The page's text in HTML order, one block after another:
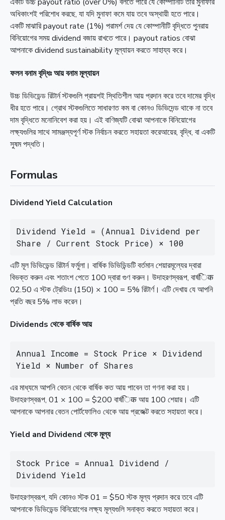
অধিকাংশই পরিশোধ করছে, যা যদি মুনাফা কমে যায় তবে অস্থায়ী হতে পারে।
একটি মাঝারি payout rate (1%) পরামর্শ দেয় যে কোম্পানীটি বৃদ্ধিতে পুনরায়
বিনিয়োগের সময় dividend বজায় রাখতে পারে। payout ratios বোঝা
আপনাকে dividend sustainability মূল্যায়ন করতে সাহায্য করে।
ফলন বনাম বৃদ্ধিঃ আয় বনাম মূল্যায়ন
উচ্চ ডিভিডেন্ড রিটার্ন স্টকগুলি প্রায়শই স্থিতিশীল আয় প্রদান করে তবে দামের বৃদ্ধি
ধীর হতে পারে। গ্রোথ স্টকগুলিতে সাধারণত কম বা কোনও ডিভিদেন্ড থাকে না তবে
দাম বৃদ্ধিতে মনোনিবেশ করা হয়। এই বাণিজ্যটি বোঝা আপনাকে বিনিয়োগের
লক্ষ্যগুলির সাথে সামঞ্জস্যপূর্ণ স্টক নির্বাচন করতে সহায়তা করেআয়ের, বৃদ্ধি, বা একটি
সুষম পদ্ধতি।
Formulas
Dividend Yield Calculation
Dividend Yield = (Annual Dividend per
Share / Current Stock Price) × 100
এটি মূল ডিভিডেন্ড রিটার্ন ফর্মুলা। বার্ষিক ডিভিডিন্ডটি বর্তমান শেয়ারমূল্যের দ্বারা
বিভক্ত করুন এবং শতাংশ পেতে 100 দ্বারা গুণ করুন। উদাহরণস্বরূপ, বার্ষिक
02.50 এ স্টক ট্রেডিংঃ (150) × 100 = 5% রিটার্ণ। এটি দেখায় যে আপনি
প্রতি বছর 5% লাভ করেন।
Dividends থেকে বার্ষিক আয়
Annual Income = Stock Price × Dividend
Yield × Number of Shares
এর মাধ্যমে আপনি বেতন থেকে বার্ষিক কত আয় পাবেন তা গণনা করা হয়।
উদাহরণস্বরূপ, 01 × 100 = $200 বার্ষिक আয় 100 শেয়ার। এটি
আপনাকে আপনার বেতন পোর্টফোলিও থেকে আয় প্রজেক্ট করতে সহায়তা করে।
Yield and Dividend থেকে মূল্য
Stock Price = Annual Dividend /
Dividend Yield
উদাহরণস্বরূপ, যদি কোনও স্টক 01 = $50 স্টক মূল্য প্রদান করে তবে এটি
আপনাকে ডিভিডেন্ড বিনিয়োগের লক্ষ্য মূল্যগুলি সনাক্ত করতে সহায়তা করে।